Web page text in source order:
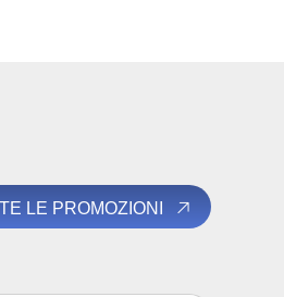
LE PROMOZIONI